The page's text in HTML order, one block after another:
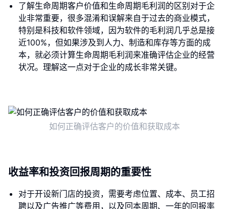
了解生命周期客户价值和生命周期毛利润的区别对于企
业非常重要，很多混淆和误解来自于过去的商业模式，
特别是科技和软件领域，因为软件的毛利润几乎总是接
近100%，但如果涉及到人力、制造和库存等方面的成
本，就必须计算生命周期毛利润来准确评估企业的经营
状况。理解这一点对于企业的成长非常关键。
如何正确评估客户的价值和获取成本
收益率和投资回报周期的重要性
对于开设新门店的投资，需要考虑位置、成本、员工招
聘以及广告推广等费用，以及回本周期、一年的回报率